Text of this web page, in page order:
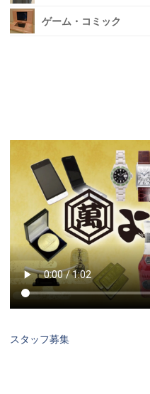
ゲーム・コミック
スタッフ募集